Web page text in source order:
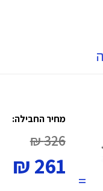
=
מחיר החבילה:
326 ₪
261 ₪